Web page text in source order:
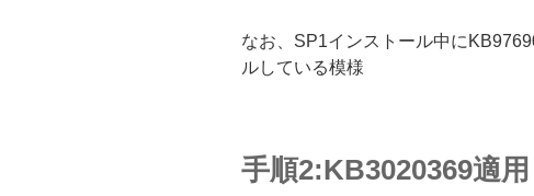
なお、SP1インストール中に
ルしている模様
手順2:KB3020369適用